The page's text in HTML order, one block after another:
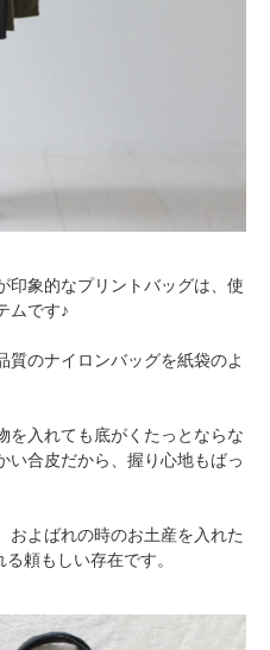
印象的なプリントバッグは、使
ムです♪
質のナイロンバッグを紙袋のよ
を入れても底がくたっとならな
い合皮だから、握り心地もばっ
およばれの時のお土産を入れた
頼もしい存在です。